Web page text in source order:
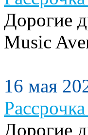
Дорогие
Music
16 мая
Дорогие